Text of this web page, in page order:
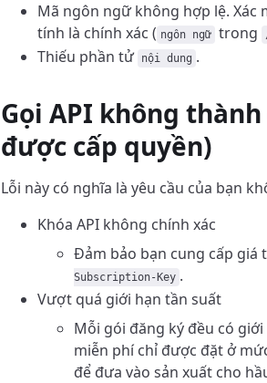
Mã ngôn ngữ không hợp lệ.
tính là chính xác ( ngôn ngữ trong
Thiếu phần tử nội dung .
Gọi API không
được cấp quyền)
Lỗi này có nghĩa là yêu cầu của bạn
Khóa API không chính xác
Đảm bảo bạn cung cấp giá
Subscription-Key .
Vượt quá giới hạn tần suất
Mỗi gói đăng ký đều có
miễn phí chỉ được đặt ở
để đưa vào sản xuất cho